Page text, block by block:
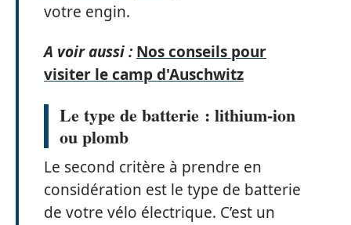
votre engin.
A voir aussi : Nos conseils pour
visiter le camp d'Auschwitz
Le type de batterie : lithium-ion
ou plomb
Le second critère à prendre en
considération est le type de batterie
de votre vélo électrique. C’est un